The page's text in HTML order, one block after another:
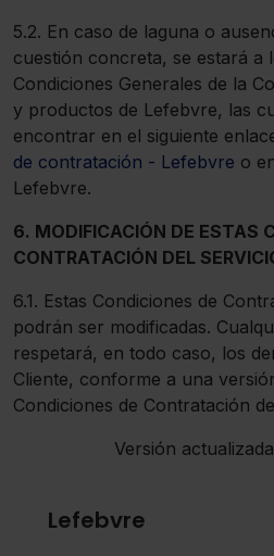
5.2. En caso de laguna o
cuestión concreta, se estará a
Condiciones Generales de la
y productos de Lefebvre, las
encontrar en el siguiente
de contratación - Lefebvre o
Lefebvre.
6. MODIFICACIÓN DE ESTAS
CONTRATACIÓN DEL
6.1. Estas Condiciones de
podrán ser modificadas.
respetará, en todo caso, los
Cliente, conforme a una
Condiciones de Contratación
Versión
Lefebvre